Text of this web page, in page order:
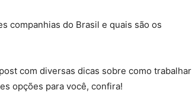
companhias do Brasil e quais são os
com diversas dicas sobre como trabalhar
opções para você, confira!